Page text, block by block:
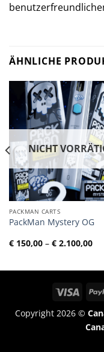
ÄHNLICHE
NICHT
PACKMAN CARTS
PackMan Mystery OG
€150,00 – €2.100,00
€
Copyright 2026 ©